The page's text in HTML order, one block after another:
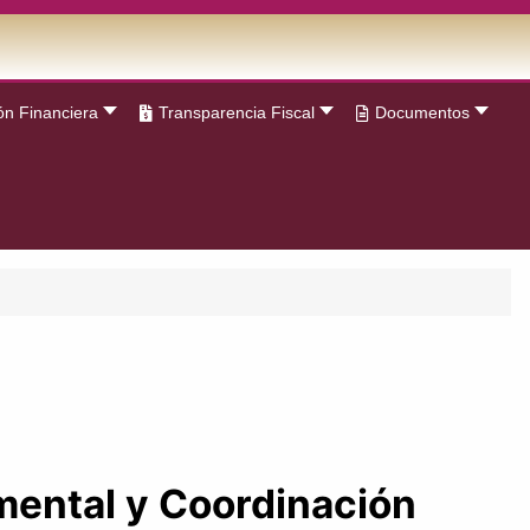
Financiera Transparencia Fiscal Documentos
y Coordinación